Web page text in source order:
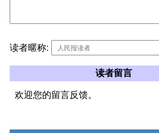
读者暱称:
读者留言
欢迎您的留言反馈。